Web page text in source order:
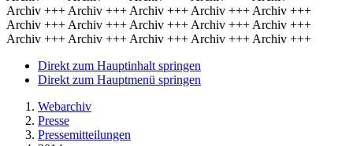
Archiv +++ Archiv +++ Archiv +++ Archiv +++ Archiv +++
Archiv +++ Archiv +++ Archiv +++ Archiv +++ Archiv +++
Archiv +++ Archiv +++ Archiv +++ Archiv +++ Archiv +++
Direkt zum Hauptinhalt springen
Direkt zum Hauptmenü springen
Webarchiv
Presse
Pressemitteilungen